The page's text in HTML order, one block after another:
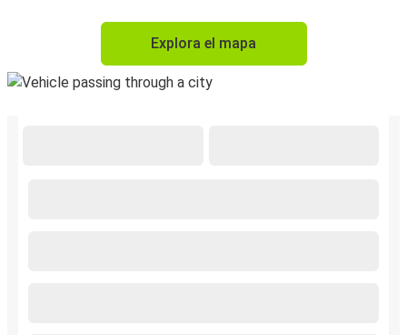
Explora el mapa